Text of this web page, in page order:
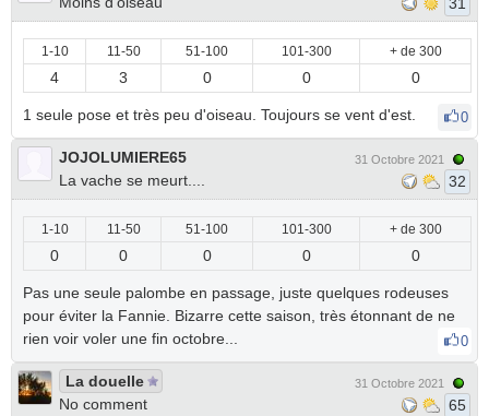
1-10 11-50 51-100 101-300 + de 300
4 3 0 0 0
1 seule pose et très peu d'oiseau. Toujours se vent d'est. 0
JOJOLUMIERE65
La vache se meurt....
31 Octobre 2021
32
1-10 11-50 51-100 101-300 + de 300
0 0 0 0 0
Pas une seule palombe en passage, juste quelques rodeuses
pour éviter la Fannie. Bizarre cette saison, très étonnant de ne
rien voir voler une fin octobre...
0
La douelle
No comment
31 Octobre 2021
65